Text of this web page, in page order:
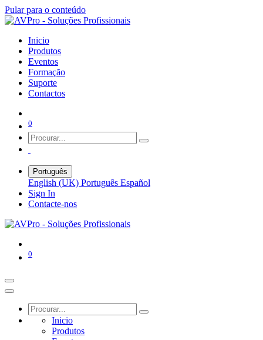
Pular para o conteúdo
Inicio
Produtos
Eventos
Formação
Suporte
Contactos
0
Português
English (UK) Português Español
Sign In
Contacte-nos
0
Inicio
Produtos